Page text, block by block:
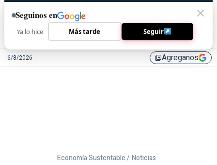
6/8/2026 library_addAgreganos
Economía Sustentable / Noticias
Seguinos en
Ya lo hice Más tarde Seguir